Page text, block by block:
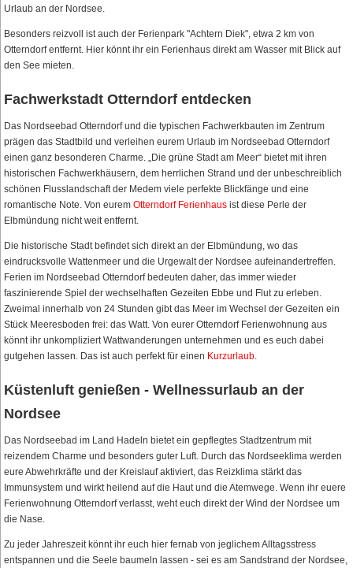
Urlaub an der Nordsee.
Besonders reizvoll ist auch der Ferienpark "Achtern Diek", etwa 2 km von
Otterndorf entfernt. Hier könnt ihr ein Ferienhaus direkt am Wasser mit Blick auf
den See mieten.
Fachwerkstadt Otterndorf entdecken
Das Nordseebad Otterndorf und die typischen Fachwerkbauten im Zentrum
prägen das Stadtbild und verleihen eurem Urlaub im Nordseebad Otterndorf
einen ganz besonderen Charme. „Die grüne Stadt am Meer“ bietet mit ihren
historischen Fachwerkhäusern, dem herrlichen Strand und der unbeschreiblich
schönen Flusslandschaft der Medem viele perfekte Blickfänge und eine
romantische Note. Von eurem Otterndorf Ferienhaus ist diese Perle der
Elbmündung nicht weit entfernt.
Die historische Stadt befindet sich direkt an der Elbmündung, wo das
eindrucksvolle Wattenmeer und die Urgewalt der Nordsee aufeinandertreffen.
Ferien im Nordseebad Otterndorf bedeuten daher, das immer wieder
faszinierende Spiel der wechselhaften Gezeiten Ebbe und Flut zu erleben.
Zweimal innerhalb von 24 Stunden gibt das Meer im Wechsel der Gezeiten ein
Stück Meeresboden frei: das Watt. Von eurer Otterndorf Ferienwohnung aus
könnt ihr unkompliziert Wattwanderungen unternehmen und es euch dabei
gutgehen lassen. Das ist auch perfekt für einen Kurzurlaub.
Küstenluft genießen - Wellnessurlaub an der
Nordsee
Das Nordseebad im Land Hadeln bietet ein gepflegtes Stadtzentrum mit
reizendem Charme und besonders guter Luft. Durch das Nordseeklima werden
eure Abwehrkräfte und der Kreislauf aktiviert, das Reizklima stärkt das
Immunsystem und wirkt heilend auf die Haut und die Atemwege. Wenn ihr euere
Ferienwohnung Otterndorf verlasst, weht euch direkt der Wind der Nordsee um
die Nase.
Zu jeder Jahreszeit könnt ihr euch hier fernab von jeglichem Alltagsstress
entspannen und die Seele baumeln lassen - sei es am Sandstrand der Nordsee,